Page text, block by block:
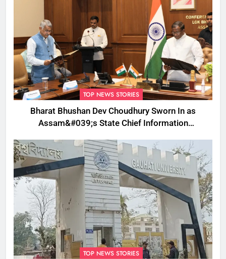
TOP NEWS STORIES
Bharat Bhushan Dev Choudhury Sworn In as
Assam&#039;s State Chief Information
TOP NEWS STORIES